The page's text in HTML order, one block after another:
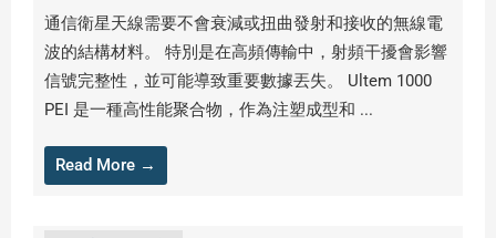
通信衛星天線需要不會衰減或扭曲發射和接收的無線電
波的結構材料。 特別是在高頻傳輸中，射頻干擾會影響
信號完整性，並可能導致重要數據丟失。 Ultem 1000
PEI 是一種高性能聚合物，作為注塑成型和 ...
Read More →